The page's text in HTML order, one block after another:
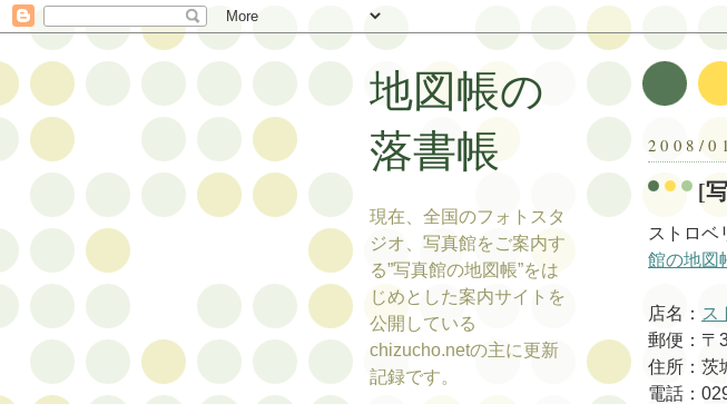
2008/
[
ストロベ
館の地図
店名： ス
郵便：〒
住所：茨
電話：
地図帳の
落書帳
現在、全国のフォトスタ
ジオ、写真館をご案内す
る”写真館の地図帳”をは
じめとした案内サイトを
公開している
chizucho.netの主に更新
記録です。